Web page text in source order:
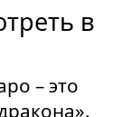
в
– это